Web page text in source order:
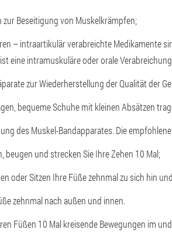
zur Beseitigung von Muskelkrämpfen;
– intraartikulär verabreichte Medikamente
eine intramuskuläre oder orale
zur Wiederherstellung der Qualität der
bequeme Schuhe mit kleinen Absätzen
des Muskel-Bandapparates. Die
beugen und strecken Sie Ihre Zehen 10 Mal;
oder Sitzen Ihre Füße zehnmal zu sich hin
zehnmal nach außen und innen.
Füßen 10 Mal kreisende Bewegungen im